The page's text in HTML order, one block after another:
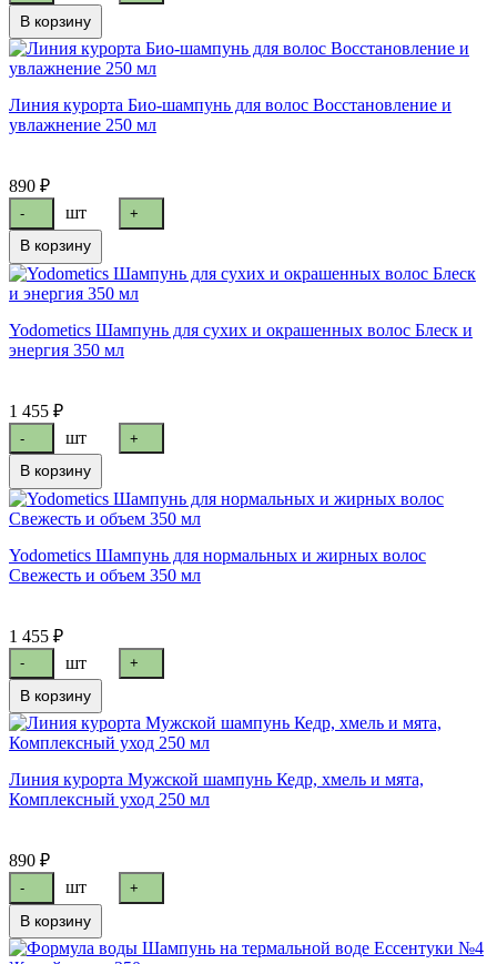
В корзину
Линия курорта Био-шампунь для волос Восстановление и
увлажнение 250 мл
890 ₽
- шт +
В корзину
Yodometics Шампунь для сухих и окрашенных волос Блеск и
энергия 350 мл
1 455 ₽
- шт +
В корзину
Yodometics Шампунь для нормальных и жирных волос
Свежесть и объем 350 мл
1 455 ₽
- шт +
В корзину
Линия курорта Мужской шампунь Кедр, хмель и мята,
Комплексный уход 250 мл
890 ₽
- шт +
В корзину